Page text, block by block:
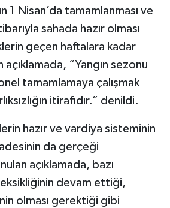
1 Nisan’da tamamlanması ve
sahada hazır olması
geçen haftalara kadar
“Yangın sezonu
tamamlamaya çalışmak
itirafıdır.” denildi.
hazır ve vardiya sisteminin
da gerçeği
açıklamada, bazı
devam ettiği,
olması gerektiği gibi